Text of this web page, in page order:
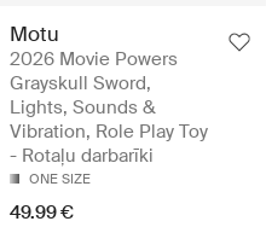
Motu
2026 Movie Powers
Grayskull Sword,
Lights, Sounds &
Vibration, Role Play Toy
- Rotaļu darbarīki
ONE SIZE
49.99 €